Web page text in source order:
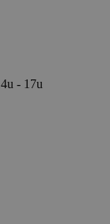
- 17u